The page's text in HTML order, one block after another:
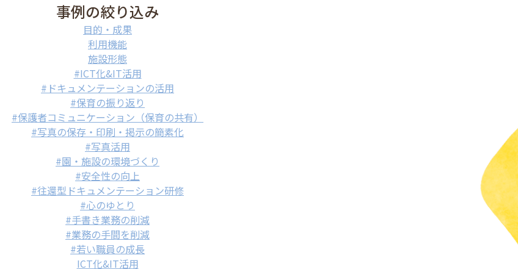
事例の絞り込み
目的・成果
利用機能
施設形態
#ICT化&IT活用
#ドキュメンテーションの活用
#保育の振り返り
#保護者コミュニケーション（保育の共有）
#写真の保存・印刷・掲示の簡素化
#写真活用
#園・施設の環境づくり
#安全性の向上
#往還型ドキュメンテーション研修
#心のゆとり
#手書き業務の削減
#業務の手間を削減
#若い職員の成長
ICT化&IT活用